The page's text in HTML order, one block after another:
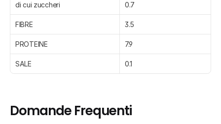
di cui zuccheri 0.7
FIBRE 3.5
PROTEINE 7.9
SALE 0.1
Domande Frequenti